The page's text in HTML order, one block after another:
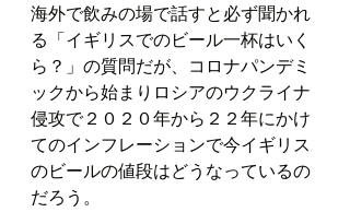
海外で飲みの場で話すと必ず聞かれ
る「イギリスでのビール一杯はいく
ら？」の質問だが、コロナパンデミ
ックから始まりロシアのウクライナ
侵攻で２０２０年から２２年にかけ
てのインフレーションで今イギリス
のビールの値段はどうなっているの
だろう。